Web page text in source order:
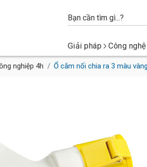
Giải pháp Công nghệ
nghiệp 4h Ổ cắm nối chia ra 3 màu